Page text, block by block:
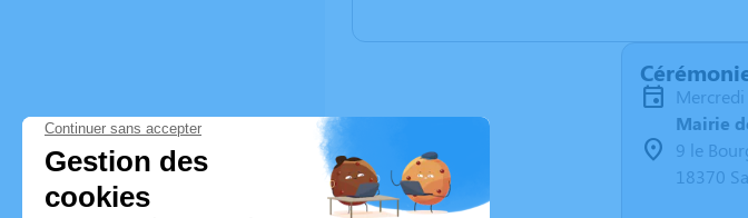
Mairie
9 le
18370